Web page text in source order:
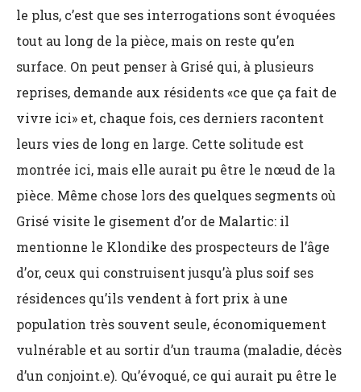
le plus, c’est que ses interrogations sont évoquées
tout au long de la pièce, mais on reste qu’en
surface. On peut penser à Grisé qui, à plusieurs
reprises, demande aux résidents «ce que ça fait de
vivre ici» et, chaque fois, ces derniers racontent
leurs vies de long en large. Cette solitude est
montrée ici, mais elle aurait pu être le nœud de la
pièce. Même chose lors des quelques segments où
Grisé visite le gisement d’or de Malartic: il
mentionne le Klondike des prospecteurs de l’âge
d’or, ceux qui construisent jusqu’à plus soif ses
résidences qu’ils vendent à fort prix à une
population très souvent seule, économiquement
vulnérable et au sortir d’un trauma (maladie, décès
d’un conjoint.e). Qu’évoqué, ce qui aurait pu être le